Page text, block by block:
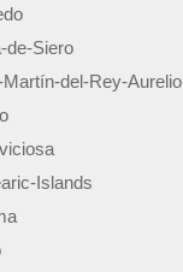
de-Siero
del-Rey-Aurelio
Islands